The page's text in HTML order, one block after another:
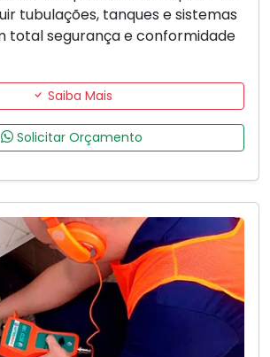
tubulações, tanques e sistemas
total segurança e conformidade
Saiba Mais
Solicitar Orçamento